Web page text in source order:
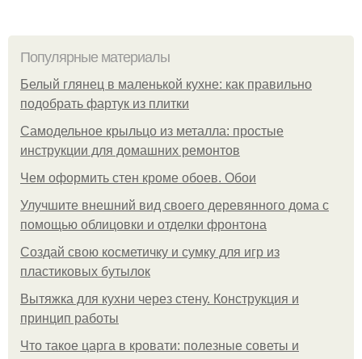
Популярные материалы
Белый глянец в маленькой кухне: как правильно
подобрать фартук из плитки
Самодельное крыльцо из металла: простые
инструкции для домашних ремонтов
Чем оформить стен кроме обоев. Обои
Улучшите внешний вид своего деревянного дома с
помощью облицовки и отделки фронтона
Создай свою косметичку и сумку для игр из
пластиковых бутылок
Вытяжка для кухни через стену. Конструкция и
принцип работы
Что такое царга в кровати: полезные советы и